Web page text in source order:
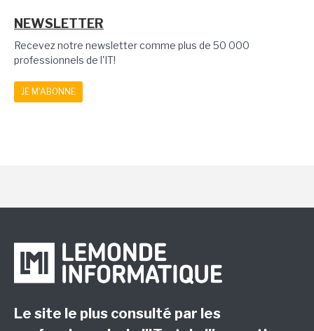
NEWSLETTER
Recevez notre newsletter comme plus de 50 000
professionnels de l'IT!
JE M'ABONNE
Le site le plus consulté par les